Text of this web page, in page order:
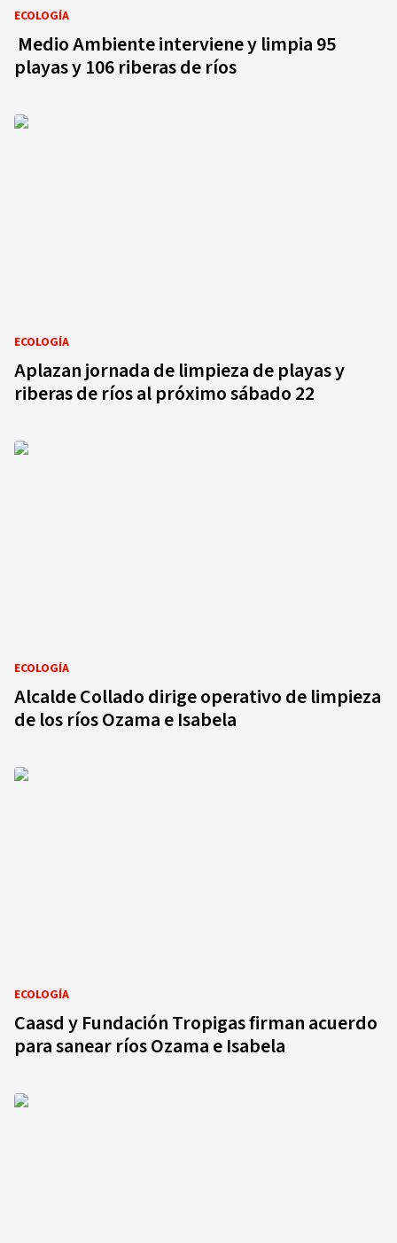
ECOLOGÍA
Medio Ambiente interviene y limpia 95
playas y 106 riberas de ríos
ECOLOGÍA
Aplazan jornada de limpieza de playas y
riberas de ríos al próximo sábado 22
ECOLOGÍA
Alcalde Collado dirige operativo de limpieza
de los ríos Ozama e Isabela
ECOLOGÍA
Caasd y Fundación Tropigas firman acuerdo
para sanear ríos Ozama e Isabela